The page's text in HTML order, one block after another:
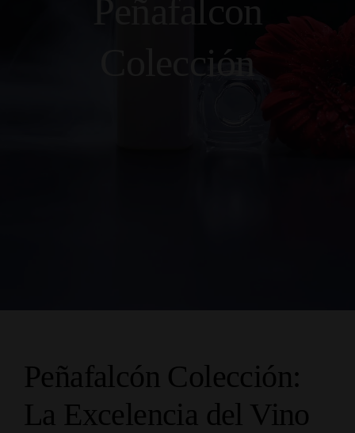
Peñafalcon
Colección
Peñafalcón Colección:
La Excelencia del Vino